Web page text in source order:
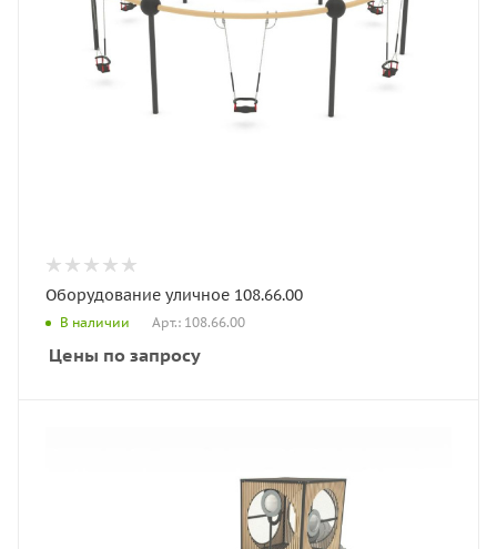
Оборудование уличное 108.66.00
В наличии Арт.: 108.66.00
Цены по запросу